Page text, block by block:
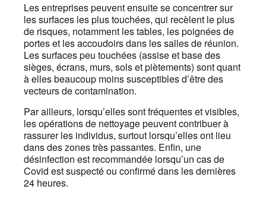
Les entreprises peuvent ensuite se concentrer sur
les surfaces les plus touchées, qui recèlent le plus
de risques, notamment les tables, les poignées de
portes et les accoudoirs dans les salles de réunion.
Les surfaces peu touchées (assise et base des
sièges, écrans, murs, sols et piètements) sont quant
à elles beaucoup moins susceptibles d’être des
vecteurs de contamination.
Par ailleurs, lorsqu’elles sont fréquentes et visibles,
les opérations de nettoyage peuvent contribuer à
rassurer les individus, surtout lorsqu’elles ont lieu
dans des zones très passantes. Enfin, une
désinfection est recommandée lorsqu’un cas de
Covid est suspecté ou confirmé dans les dernières
24 heures.